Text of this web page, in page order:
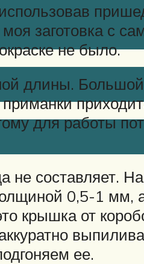
заготовка с
не было.
длины.
для работы
не составляет.
0,5-1 мм,
крышка от
ее.